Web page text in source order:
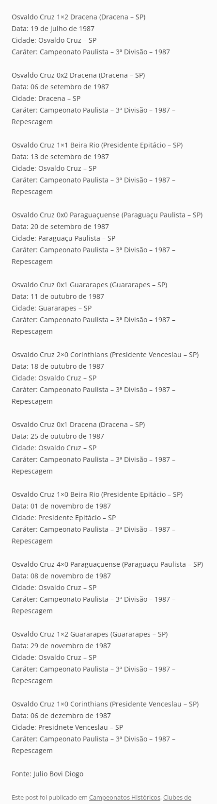
Osvaldo Cruz 1×2 Dracena (Dracena – SP)
Data: 19 de julho de 1987
Cidade: Osvaldo Cruz – SP
Caráter: Campeonato Paulista – 3ª Divisão – 1987
Osvaldo Cruz 0x2 Dracena (Dracena – SP)
Data: 06 de setembro de 1987
Cidade: Dracena – SP
Caráter: Campeonato Paulista – 3ª Divisão – 1987 –
Repescagem
Osvaldo Cruz 1×1 Beira Rio (Presidente Epitácio – SP)
Data: 13 de setembro de 1987
Cidade: Osvaldo Cruz – SP
Caráter: Campeonato Paulista – 3ª Divisão – 1987 –
Repescagem
Osvaldo Cruz 0x0 Paraguaçuense (Paraguaçu Paulista – SP)
Data: 20 de setembro de 1987
Cidade: Paraguaçu Paulista – SP
Caráter: Campeonato Paulista – 3ª Divisão – 1987 –
Repescagem
Osvaldo Cruz 0x1 Guararapes (Guararapes – SP)
Data: 11 de outubro de 1987
Cidade: Guararapes – SP
Caráter: Campeonato Paulista – 3ª Divisão – 1987 –
Repescagem
Osvaldo Cruz 2×0 Corinthians (Presidente Venceslau – SP)
Data: 18 de outubro de 1987
Cidade: Osvaldo Cruz – SP
Caráter: Campeonato Paulista – 3ª Divisão – 1987 –
Repescagem
Osvaldo Cruz 0x1 Dracena (Dracena – SP)
Data: 25 de outubro de 1987
Cidade: Osvaldo Cruz – SP
Caráter: Campeonato Paulista – 3ª Divisão – 1987 –
Repescagem
Osvaldo Cruz 1×0 Beira Rio (Presidente Epitácio – SP)
Data: 01 de novembro de 1987
Cidade: Presidente Epitácio – SP
Caráter: Campeonato Paulista – 3ª Divisão – 1987 –
Repescagem
Osvaldo Cruz 4×0 Paraguaçuense (Paraguaçu Paulista – SP)
Data: 08 de novembro de 1987
Cidade: Osvaldo Cruz – SP
Caráter: Campeonato Paulista – 3ª Divisão – 1987 –
Repescagem
Osvaldo Cruz 1×2 Guararapes (Guararapes – SP)
Data: 29 de novembro de 1987
Cidade: Osvaldo Cruz – SP
Caráter: Campeonato Paulista – 3ª Divisão – 1987 –
Repescagem
Osvaldo Cruz 1×0 Corinthians (Presidente Venceslau – SP)
Data: 06 de dezembro de 1987
Cidade: Presidnete Venceslau – SP
Caráter: Campeonato Paulista – 3ª Divisão – 1987 –
Repescagem
Fonte: Julio Bovi Diogo
Este post foi publicado em Campeonatos Históricos,Clubes de